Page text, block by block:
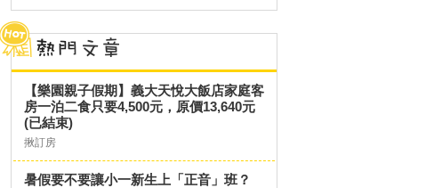
【樂園親子假期】義大天悅大飯店家庭客
房一泊二食只要4,500元，原價13,640元
(已結束)
揪訂房
暑假要不要讓小一新生上「正音」班？